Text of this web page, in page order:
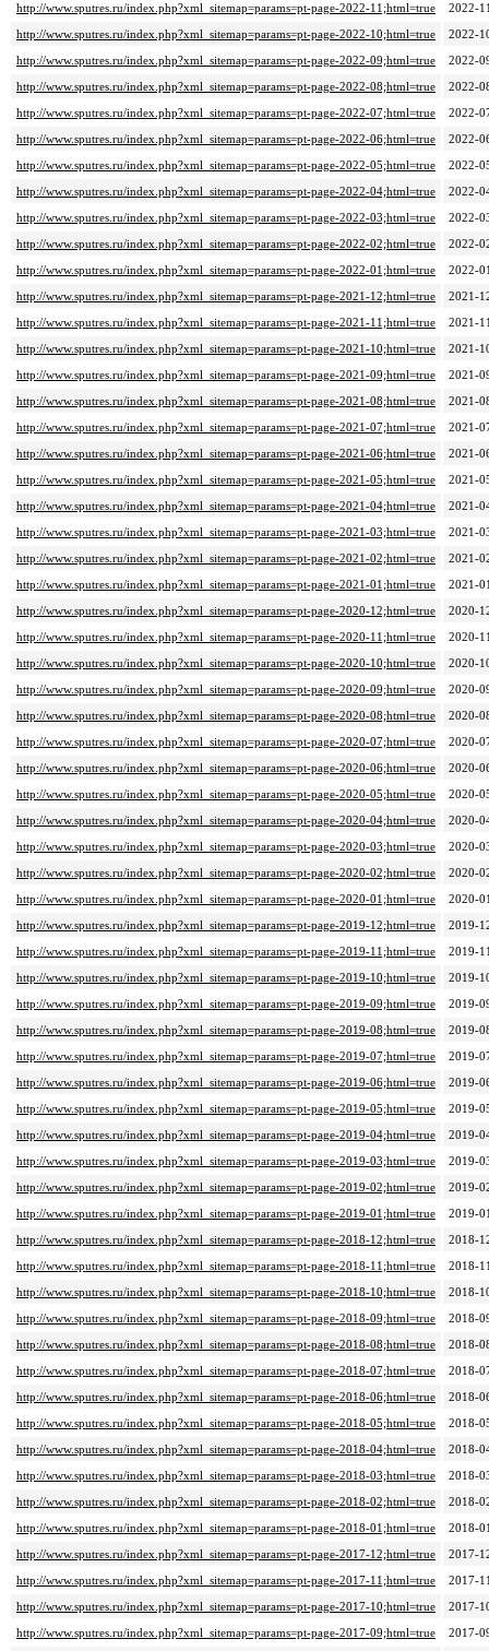
http://www.sputres.ru/index.php?xml_sitemap=params=pt-page-2022-11;html=true
2022-
http://www.sputres.ru/index.php?xml_sitemap=params=pt-page-2022-10;html=true
2022-
http://www.sputres.ru/index.php?xml_sitemap=params=pt-page-2022-09;html=true
2022-
http://www.sputres.ru/index.php?xml_sitemap=params=pt-page-2022-08;html=true
2022-
http://www.sputres.ru/index.php?xml_sitemap=params=pt-page-2022-07;html=true
2022-
http://www.sputres.ru/index.php?xml_sitemap=params=pt-page-2022-06;html=true
2022-
http://www.sputres.ru/index.php?xml_sitemap=params=pt-page-2022-05;html=true
2022-
http://www.sputres.ru/index.php?xml_sitemap=params=pt-page-2022-04;html=true
2022-
http://www.sputres.ru/index.php?xml_sitemap=params=pt-page-2022-03;html=true
2022-
http://www.sputres.ru/index.php?xml_sitemap=params=pt-page-2022-02;html=true
2022-
http://www.sputres.ru/index.php?xml_sitemap=params=pt-page-2022-01;html=true
2022-
http://www.sputres.ru/index.php?xml_sitemap=params=pt-page-2021-12;html=true
2021-
http://www.sputres.ru/index.php?xml_sitemap=params=pt-page-2021-11;html=true
2021-
http://www.sputres.ru/index.php?xml_sitemap=params=pt-page-2021-10;html=true
2021-
http://www.sputres.ru/index.php?xml_sitemap=params=pt-page-2021-09;html=true
2021-
http://www.sputres.ru/index.php?xml_sitemap=params=pt-page-2021-08;html=true
2021-
http://www.sputres.ru/index.php?xml_sitemap=params=pt-page-2021-07;html=true
2021-
http://www.sputres.ru/index.php?xml_sitemap=params=pt-page-2021-06;html=true
2021-
http://www.sputres.ru/index.php?xml_sitemap=params=pt-page-2021-05;html=true
2021-
http://www.sputres.ru/index.php?xml_sitemap=params=pt-page-2021-04;html=true
2021-
http://www.sputres.ru/index.php?xml_sitemap=params=pt-page-2021-03;html=true
2021-
http://www.sputres.ru/index.php?xml_sitemap=params=pt-page-2021-02;html=true
2021-
http://www.sputres.ru/index.php?xml_sitemap=params=pt-page-2021-01;html=true
2021-
http://www.sputres.ru/index.php?xml_sitemap=params=pt-page-2020-12;html=true
2020-
http://www.sputres.ru/index.php?xml_sitemap=params=pt-page-2020-11;html=true
2020-
http://www.sputres.ru/index.php?xml_sitemap=params=pt-page-2020-10;html=true
2020-
http://www.sputres.ru/index.php?xml_sitemap=params=pt-page-2020-09;html=true
2020-
http://www.sputres.ru/index.php?xml_sitemap=params=pt-page-2020-08;html=true
2020-
http://www.sputres.ru/index.php?xml_sitemap=params=pt-page-2020-07;html=true
2020-
http://www.sputres.ru/index.php?xml_sitemap=params=pt-page-2020-06;html=true
2020-
http://www.sputres.ru/index.php?xml_sitemap=params=pt-page-2020-05;html=true
2020-
http://www.sputres.ru/index.php?xml_sitemap=params=pt-page-2020-04;html=true
2020-
http://www.sputres.ru/index.php?xml_sitemap=params=pt-page-2020-03;html=true
2020-
http://www.sputres.ru/index.php?xml_sitemap=params=pt-page-2020-02;html=true
2020-
http://www.sputres.ru/index.php?xml_sitemap=params=pt-page-2020-01;html=true
2020-
http://www.sputres.ru/index.php?xml_sitemap=params=pt-page-2019-12;html=true
2019-
http://www.sputres.ru/index.php?xml_sitemap=params=pt-page-2019-11;html=true
2019-
http://www.sputres.ru/index.php?xml_sitemap=params=pt-page-2019-10;html=true
2019-
http://www.sputres.ru/index.php?xml_sitemap=params=pt-page-2019-09;html=true
2019-
http://www.sputres.ru/index.php?xml_sitemap=params=pt-page-2019-08;html=true
2019-
http://www.sputres.ru/index.php?xml_sitemap=params=pt-page-2019-07;html=true
2019-
http://www.sputres.ru/index.php?xml_sitemap=params=pt-page-2019-06;html=true
2019-
http://www.sputres.ru/index.php?xml_sitemap=params=pt-page-2019-05;html=true
2019-
http://www.sputres.ru/index.php?xml_sitemap=params=pt-page-2019-04;html=true
2019-
http://www.sputres.ru/index.php?xml_sitemap=params=pt-page-2019-03;html=true
2019-
http://www.sputres.ru/index.php?xml_sitemap=params=pt-page-2019-02;html=true
2019-
http://www.sputres.ru/index.php?xml_sitemap=params=pt-page-2019-01;html=true
2019-
http://www.sputres.ru/index.php?xml_sitemap=params=pt-page-2018-12;html=true
2018-
http://www.sputres.ru/index.php?xml_sitemap=params=pt-page-2018-11;html=true
2018-
http://www.sputres.ru/index.php?xml_sitemap=params=pt-page-2018-10;html=true
2018-
http://www.sputres.ru/index.php?xml_sitemap=params=pt-page-2018-09;html=true
2018-
http://www.sputres.ru/index.php?xml_sitemap=params=pt-page-2018-08;html=true
2018-
http://www.sputres.ru/index.php?xml_sitemap=params=pt-page-2018-07;html=true
2018-
http://www.sputres.ru/index.php?xml_sitemap=params=pt-page-2018-06;html=true
2018-
http://www.sputres.ru/index.php?xml_sitemap=params=pt-page-2018-05;html=true
2018-
http://www.sputres.ru/index.php?xml_sitemap=params=pt-page-2018-04;html=true
2018-
http://www.sputres.ru/index.php?xml_sitemap=params=pt-page-2018-03;html=true
2018-
http://www.sputres.ru/index.php?xml_sitemap=params=pt-page-2018-02;html=true
2018-
http://www.sputres.ru/index.php?xml_sitemap=params=pt-page-2018-01;html=true
2018-
http://www.sputres.ru/index.php?xml_sitemap=params=pt-page-2017-12;html=true
2017-
http://www.sputres.ru/index.php?xml_sitemap=params=pt-page-2017-11;html=true
2017-
http://www.sputres.ru/index.php?xml_sitemap=params=pt-page-2017-10;html=true
2017-
http://www.sputres.ru/index.php?xml_sitemap=params=pt-page-2017-09;html=true
2017-